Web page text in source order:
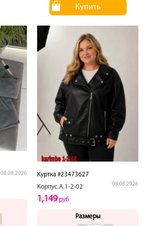
Купить
08.08.2026
Куртка #23473627
Корпус.А.1-2-02
08.08.2026
1,149руб
Размеры